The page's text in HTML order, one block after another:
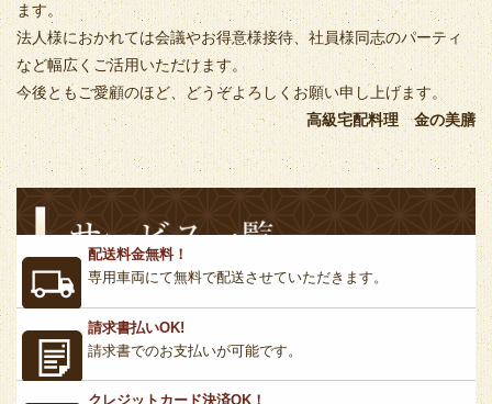
ます。
法人様におかれては会議やお得意様接待、社員様同志のパーティ
など幅広くご活用いただけます。
今後ともご愛顧のほど、どうぞよろしくお願い申し上げます。
高級宅配料理 金の美膳
配送料金無料！
専用車両にて無料で配送させていただきます。
請求書払いOK!
請求書でのお支払いが可能です。
クレジットカード決済OK！